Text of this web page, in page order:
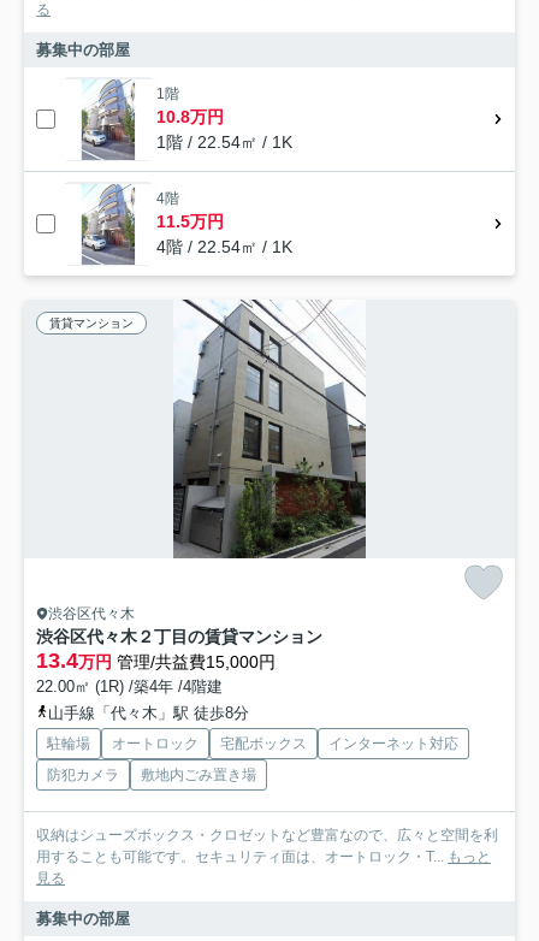
る
募集中の部屋
1階
10.8万円
1階 / 22.54㎡ / 1K
4階
11.5万円
4階 / 22.54㎡ / 1K
賃貸マンション
渋谷区代々木
渋谷区代々木２丁目の賃貸マンション
13.4万円 管理/共益費15,000円
22.00㎡ (1R) /築4年 /4階建
山手線「代々木」駅 徒歩8分
駐輪場 オートロック 宅配ボックス
インターネット対応
防犯カメラ
敷地内ごみ置き場
収納はシューズボックス・クロゼットなど豊富なので、広々と空間を利
用することも可能です。セキュリティ面は、オートロック・T... もっと
見る
募集中の部屋